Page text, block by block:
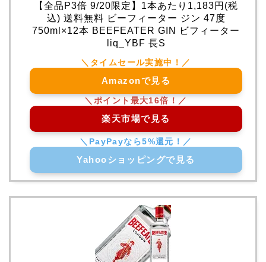
【全品P3倍 9/20限定】1本あたり1,183円(税
込) 送料無料 ビーフィーター ジン 47度
750ml×12本 BEEFEATER GIN ビフィーター
liq_YBF 長S
Amazonで見る
楽天市場で見る
Yahooショッピングで見る